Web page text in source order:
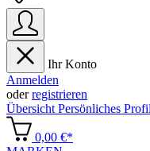
Ihr Konto
Anmelden
oderregistrieren
Übersicht Persönliches Profil
0,00 €*